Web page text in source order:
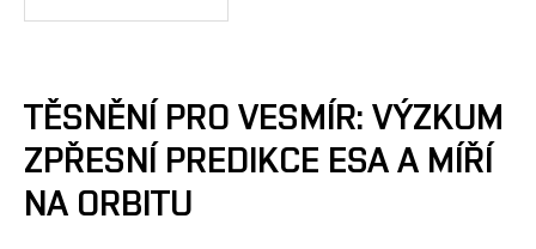
TĚSNĚNÍ PRO VESMÍR: VÝZKUM
ZPŘESNÍ PREDIKCE ESA A MÍŘÍ
NA ORBITU